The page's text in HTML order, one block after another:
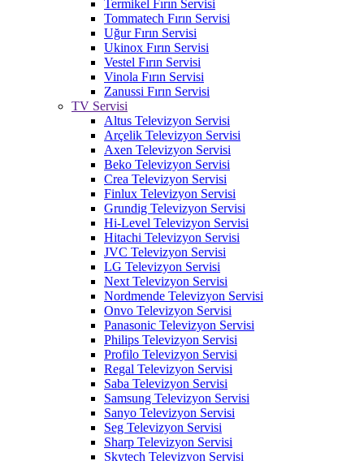
Termikel Fırın Servisi
Tommatech Fırın Servisi
Uğur Fırın Servisi
Ukinox Fırın Servisi
Vestel Fırın Servisi
Vinola Fırın Servisi
Zanussi Fırın Servisi
TV Servisi
Altus Televizyon Servisi
Arçelik Televizyon Servisi
Axen Televizyon Servisi
Beko Televizyon Servisi
Crea Televizyon Servisi
Finlux Televizyon Servisi
Grundig Televizyon Servisi
Hi-Level Televizyon Servisi
Hitachi Televizyon Servisi
JVC Televizyon Servisi
LG Televizyon Servisi
Next Televizyon Servisi
Nordmende Televizyon Servisi
Onvo Televizyon Servisi
Panasonic Televizyon Servisi
Philips Televizyon Servisi
Profilo Televizyon Servisi
Regal Televizyon Servisi
Saba Televizyon Servisi
Samsung Televizyon Servisi
Sanyo Televizyon Servisi
Seg Televizyon Servisi
Sharp Televizyon Servisi
Skytech Televizyon Servisi